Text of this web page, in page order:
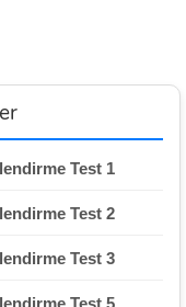
Test 1
Test 2
Test 3